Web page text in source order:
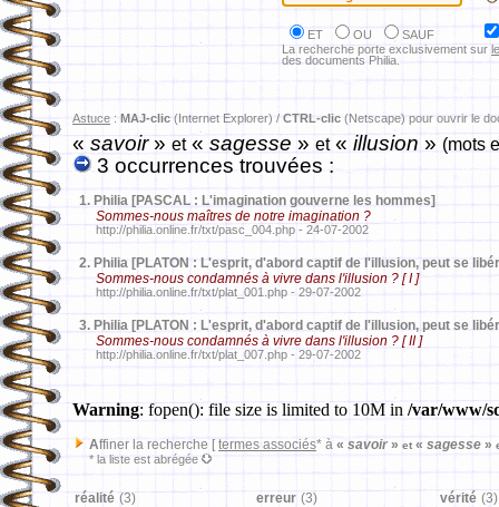
ET OU
SAUF
La recherche porte exclusivement sur
des documents Philia.
Astuce : MAJ-clic (Internet Explorer) / CTRL-clic (Netscape) pour ouvrir le
«savoir» et« sagesse » et« illusion » (mots
3 occurrences trouvées :
1. Philia [PASCAL : L'imagination gouverne les hommes]
Sommes-nous maîtres de notre imagination ?
http://philia.online.fr/txt/pasc_004.php - 24-07-2002
2. Philia [PLATON : L'esprit, d'abord captif de l'illusion, peut se
Sommes-nous condamnés à vivre dans l'illusion ? [ I ]
http://philia.online.fr/txt/plat_001.php - 29-07-2002
3. Philia [PLATON : L'esprit, d'abord captif de l'illusion, peut se
Sommes-nous condamnés à vivre dans l'illusion ? [ II ]
http://philia.online.fr/txt/plat_007.php - 29-07-2002
Warning: fopen(): file size is limited to 10M in /var/www/
Affiner la recherche [ termes associés* à « savoir » et « sagesse »
* la liste est abrégée
réalité (3) erreur (3) vérité (3)